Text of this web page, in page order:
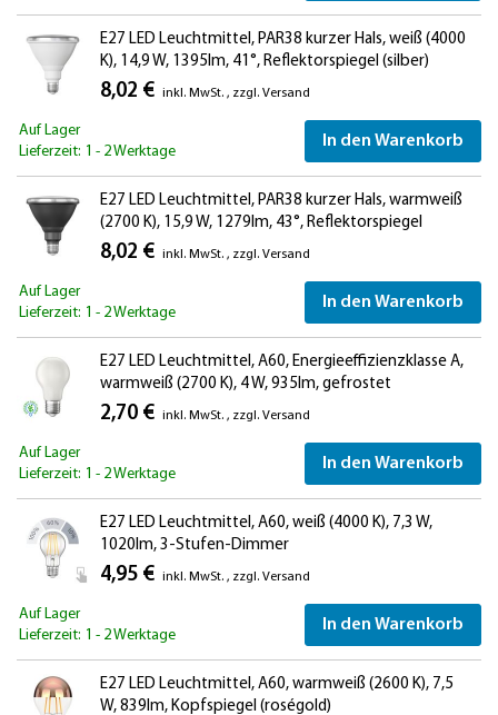
E27 LED Leuchtmittel, PAR38 kurzer Hals, weiß (4000
K), 14,9 W, 1395lm, 41°, Reflektorspiegel (silber)
8,02 € inkl. MwSt. , zzgl. Versand
Auf Lager
Lieferzeit: 1 - 2 Werktage
In den Warenkorb
E27 LED Leuchtmittel, PAR38 kurzer Hals, warmweiß
(2700 K), 15,9 W, 1279lm, 43°, Reflektorspiegel
(silber)
8,02 € inkl. MwSt. , zzgl. Versand
Auf Lager
Lieferzeit: 1 - 2 Werktage
In den Warenkorb
E27 LED Leuchtmittel, A60, Energieeffizienzklasse A,
warmweiß (2700 K), 4 W, 935lm, gefrostet
2,70 € inkl. MwSt. , zzgl. Versand
Auf Lager
Lieferzeit: 1 - 2 Werktage
In den Warenkorb
E27 LED Leuchtmittel, A60, weiß (4000 K), 7,3 W,
1020lm, 3-Stufen-Dimmer
4,95 € inkl. MwSt. , zzgl. Versand
Auf Lager
Lieferzeit: 1 - 2 Werktage
In den Warenkorb
E27 LED Leuchtmittel, A60, warmweiß (2600 K), 7,5
W, 839lm, Kopfspiegel (roségold)